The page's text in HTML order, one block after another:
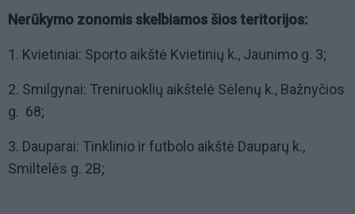
Nerūkymo zonomis skelbiamos šios teritorijos:
1. Kvietiniai: Sporto aikštė Kvietinių k., Jaunimo g. 3;
2. Smilgynai: Treniruoklių aikštelė Sėlenų k., Bažnyčios
g. 68;
3. Dauparai: Tinklinio ir futbolo aikštė Dauparų k.,
Smiltelės g. 2B;